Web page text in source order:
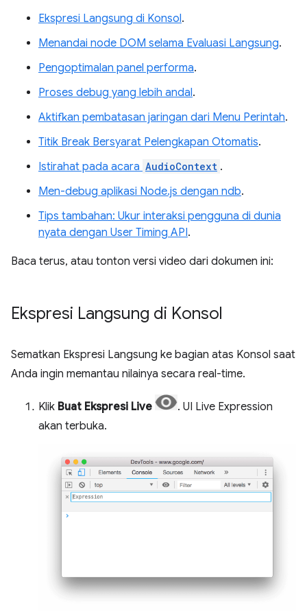
Ekspresi Langsung di Konsol.
Menandai node DOM selama Evaluasi Langsung.
Pengoptimalan panel performa.
Proses debug yang lebih andal.
Aktifkan pembatasan jaringan dari Menu Perintah.
Titik Break Bersyarat Pelengkapan Otomatis.
Istirahat pada acara AudioContext .
Men-debug aplikasi Node.js dengan ndb.
Tips tambahan: Ukur interaksi pengguna di dunia
nyata dengan User Timing API.
Baca terus, atau tonton versi video dari dokumen ini:
Ekspresi Langsung di Konsol
Sematkan Ekspresi Langsung ke bagian atas Konsol saat
Anda ingin memantau nilainya secara real-time.
Klik Buat Ekspresi Live
. UI Live Expression
akan terbuka.